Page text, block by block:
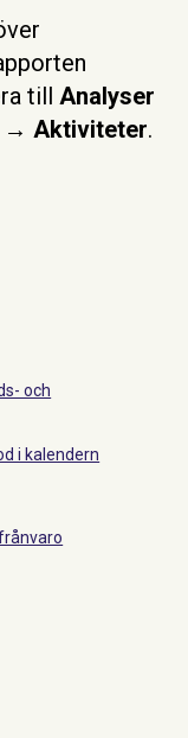
till Analyser
→ Aktiviteter.
och
i kalendern